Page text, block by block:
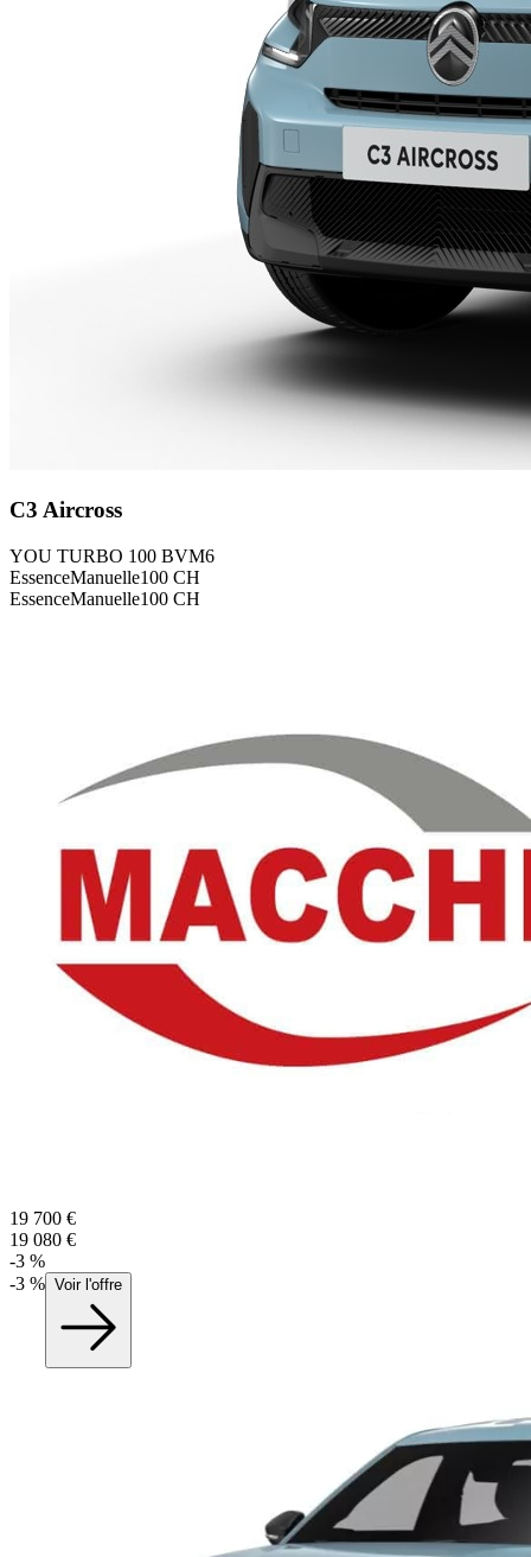
C3 Aircross
YOU TURBO 100 BVM6
EssenceManuelle100 CH
EssenceManuelle100 CH
19 700 €
19 080 €
-3 %
-3 % Voir l'offre